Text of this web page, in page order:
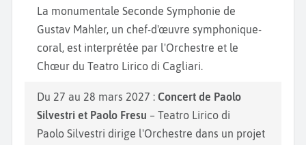
La monumentale Seconde Symphonie de
Gustav Mahler, un chef-d'œuvre symphonique-
coral, est interprétée par l'Orchestre et le
Chœur du Teatro Lirico di Cagliari.
Du 27 au 28 mars 2027 : Concert de Paolo
Silvestri et Paolo Fresu – Teatro Lirico di
Paolo Silvestri dirige l'Orchestre dans un projet